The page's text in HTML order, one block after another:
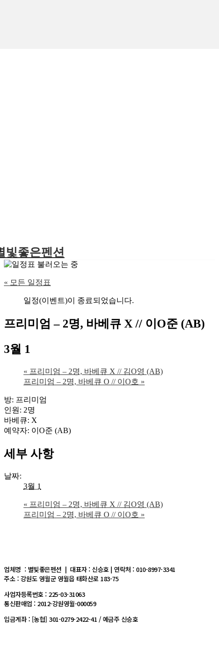
빛좋은펜션
« 모든 일정표
일정(이벤트)이 종료되었습니다.
프리미엄 – 2명, 바베큐 X // 이O준 (AB)
3월 1
« 프리미엄 – 2명, 바베큐 X // 김O영 (AB)
프리미엄 – 2명, 바베큐 O // 이O호 »
방: 프리미엄
인원: 2명
바베큐: X
예약자: 이O준 (AB)
세부 사항
날짜:
3월 1
« 프리미엄 – 2명, 바베큐 X // 김O영 (AB)
프리미엄 – 2명, 바베큐 O // 이O호 »
업체명 : 별빛좋은펜션 | 대표자 : 신승호 | 연락처 : 010-8997-3341
주소 : 강원도 영월군 영월읍 태화산로 183-75
사업자등록번호 : 225-03-31063
통신판매업 : 2012-강원영월-000059
입금계좌 : [농협] 301-0279-2422-41 / 예금주 신승호